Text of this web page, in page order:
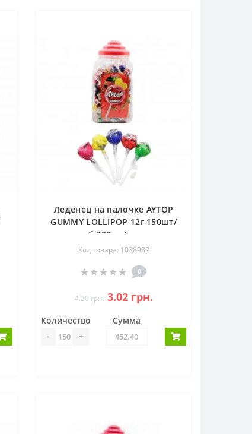
Леденец на палочке AYTOP
GUMMY LOLLIPOP 12г 150шт/
б 900шт/ящ
Код товара: 1038932
0
4.20 грн. 3.02 грн.
Количество
- +
Сумма